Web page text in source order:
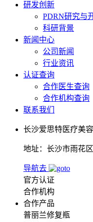
研发创新
PDRN研究与
科研背景
新闻中心
公司新闻
行业资讯
认证查询
合作医生查询
合作机构查询
联系我们
长沙爱思特医疗美
地址：长沙市雨花
导航去
官方认证
合作机构
合作产品
普丽兰修复瓶